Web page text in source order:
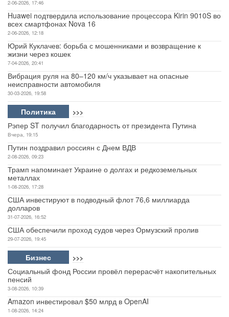
2-06-2026, 17:46
Huawei подтвердила использование процессора Kirin 9010S во
всех смартфонах Nova 16
2-06-2026, 12:18
Юрий Куклачев: борьба с мошенниками и возвращение к
жизни через кошек
7-04-2026, 20:41
Вибрация руля на 80–120 км/ч указывает на опасные
неисправности автомобиля
30-03-2026, 19:58
Политика >>>
Рэпер ST получил благодарность от президента Путина
Вчера, 19:15
Путин поздравил россиян с Днем ВДВ
2-08-2026, 09:23
Трамп напоминает Украине о долгах и редкоземельных
металлах
1-08-2026, 17:28
США инвестируют в подводный флот 76,6 миллиарда
долларов
31-07-2026, 16:52
США обеспечили проход судов через Ормузский пролив
29-07-2026, 19:45
Бизнес >>>
Социальный фонд России провёл перерасчёт накопительных
пенсий
3-08-2026, 10:39
Amazon инвестировал $50 млрд в OpenAI
1-08-2026, 14:24